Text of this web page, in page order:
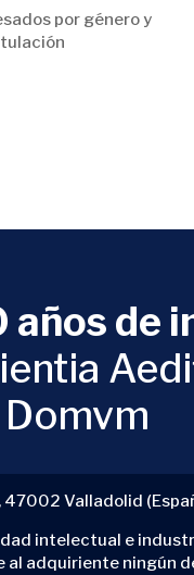
por género y
de
47002 Valladolid
intelectual e
adquiriente ningún